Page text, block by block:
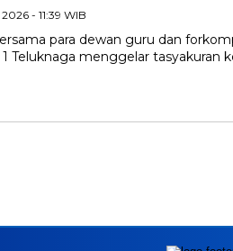
- 11:39 WIB
para dewan guru dan
Teluknaga menggelar tasyakuran